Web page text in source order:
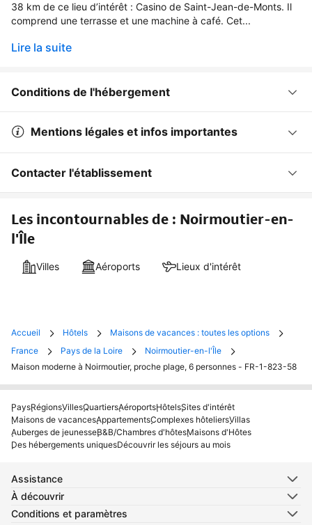
38 km de ce lieu d’intérêt : Casino de Saint-Jean-de-Monts. Il
comprend une terrasse et une machine à café. Cet...
Lire la suite
Conditions de l'hébergement
Mentions légales et infos importantes
Contacter l'établissement
Les incontournables de : Noirmoutier-en-
l'Île
Villes Aéroports Lieux d'intérêt
Accueil Hôtels
Maisons de vacances : toutes les options
France
Pays de la Loire
Noirmoutier-en-l'Île
Maison moderne à Noirmoutier, proche plage, 6 personnes - FR-1-823-58
PaysRégionsVillesQuartiersAéroportsHôtelsSites d'intérêt
Maisons de vacancesAppartementsComplexes hôteliersVillas
Auberges de jeunesseB&B/Chambres d'hôtesMaisons d'Hôtes
Des hébergements uniquesDécouvrir les séjours au mois
Assistance
À découvrir
Conditions et paramètres